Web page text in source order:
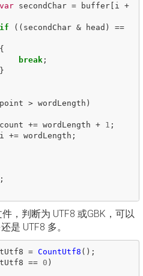
var
secondChar = buffer[ i
+
if
(( secondChar & head )
==
{
break;
}
point > wordLength )
count += wordLength + 1 ;
i
+= wordLength ;
;
，判断为 UTF8 或GBK，可以
是 UTF8 多。
= CountUtf8 ();
== 0 )